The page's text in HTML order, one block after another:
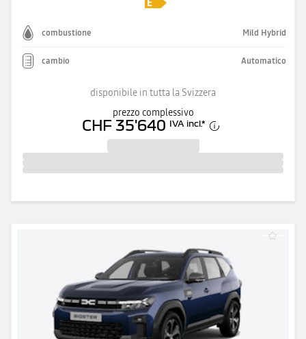
combustione Mild Hybrid
cambio Automatico
disponibile in tutta la Svizzera
prezzo complessivo
CHF 35'640 IVA incl.*